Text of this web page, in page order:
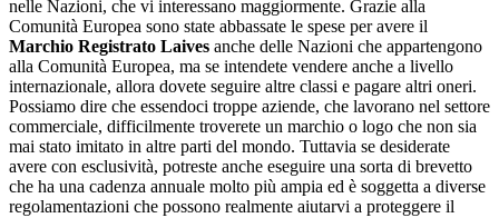
nelle Nazioni, che vi interessano maggiormente. Grazie alla
Comunità Europea sono state abbassate le spese per avere il
Marchio Registrato Laives anche delle Nazioni che appartengono
alla Comunità Europea, ma se intendete vendere anche a livello
internazionale, allora dovete seguire altre classi e pagare altri oneri.
Possiamo dire che essendoci troppe aziende, che lavorano nel settore
commerciale, difficilmente troverete un marchio o logo che non sia
mai stato imitato in altre parti del mondo. Tuttavia se desiderate
avere con esclusività, potreste anche eseguire una sorta di brevetto
che ha una cadenza annuale molto più ampia ed è soggetta a diverse
regolamentazioni che possono realmente aiutarvi a proteggere il